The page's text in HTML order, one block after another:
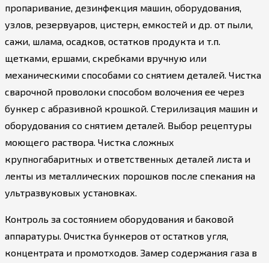
пропаривание, дезинфекция машин, оборудования,
узлов, резервуаров, цистерн, емкостей и др. от пыли,
сажи, шлама, осадков, остатков продукта и т.п.
щетками, ершами, скребками вручную или
механическими способами со снятием деталей. Чистка
сварочной проволоки способом волочения ее через
бункер с абразивной крошкой. Стерилизация машин и
оборудования со снятием деталей. Выбор рецептуры
моющего раствора. Чистка сложных
крупногабаритных и ответственных деталей листа и
ленты из металлических порошков после спекания на
ультразвуковых установках.
Контроль за состоянием оборудования и баковой
аппаратуры. Очистка бункеров от остатков угля,
концентрата и промотходов. Замер содержания газа в